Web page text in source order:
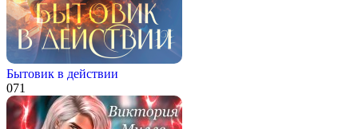
Бытовик в действии
071